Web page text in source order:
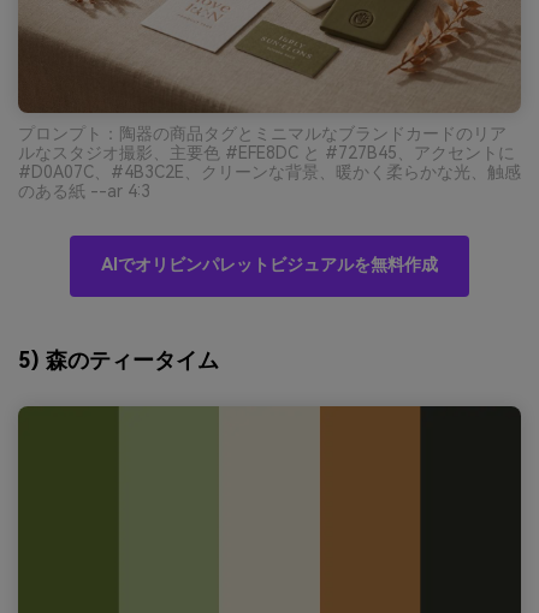
プロンプト：陶器の商品タグとミニマルなブランドカードのリア
ルなスタジオ撮影、主要色 #EFE8DC と #727B45、アクセントに
#D0A07C、#4B3C2E、クリーンな背景、暖かく柔らかな光、触感
のある紙 --ar 4:3
AIでオリビンパレットビジュアルを無料作成
5) 森のティータイム